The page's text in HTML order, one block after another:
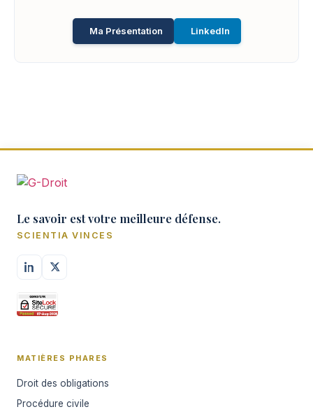
Ma Présentation LinkedIn
Le savoir est votre meilleure défense.
SCIENTIA VINCES
MATIÈRES PHARES
Droit des obligations
Procédure civile